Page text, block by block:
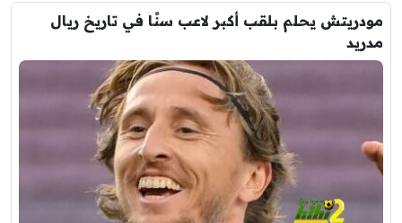
مودريتش يحلم بلقب أكبر لاعب سنًا في تاريخ ريال
مدريد